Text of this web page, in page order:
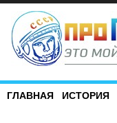
ГЛАВНАЯ ИСТОРИЯ